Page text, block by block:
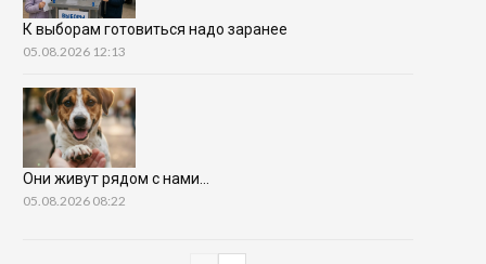
К выборам готовиться надо заранее
05.08.2026 12:13
Они живут рядом с нами…
05.08.2026 08:22